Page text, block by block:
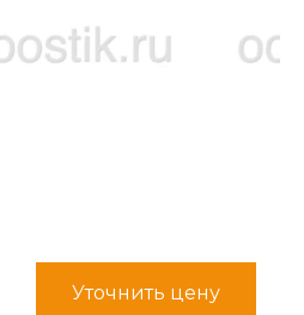
Уточнить цену